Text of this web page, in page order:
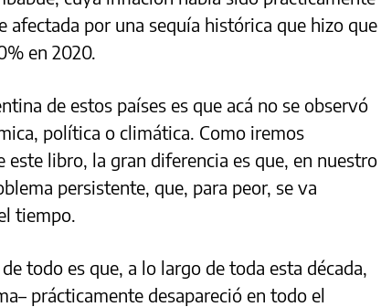
afectada por una sequía histórica que hizo que
en 2020.
de estos países es que acá no se observó
política o climática. Como iremos
este libro, la gran diferencia es que, en nuestro
persistente, que, para peor, se va
tiempo.
todo es que, a lo largo de toda esta década,
prácticamente desapareció en todo el